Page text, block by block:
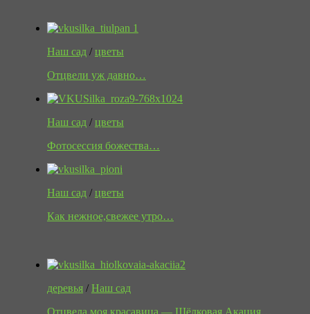
Наш сад /цветы
Отцвели уж давно…
Наш сад /цветы
Фотосессия божества…
Наш сад /цветы
Как нежное,свежее утро…
деревья /Наш сад
Отцвела моя красавица — Шёлковая Акация…